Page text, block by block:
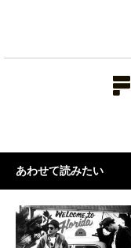
あわせて読みたい